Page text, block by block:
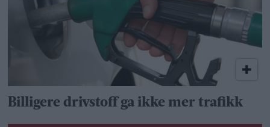
Billigere drivstoff ga ikke mer trafikk